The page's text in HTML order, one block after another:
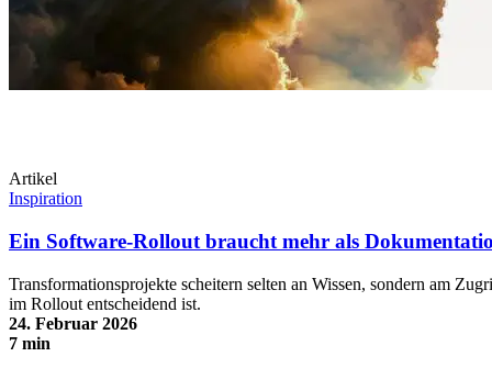
Artikel
Inspiration
Ein Software-Rollout braucht mehr als
Transformationsprojekte scheitern selten an Wissen, sondern am
im Rollout entscheidend ist.
24. Februar 2026
7 min